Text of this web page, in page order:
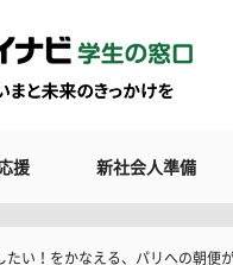
援 新社会人準備
たい！をかなえる、パリへの朝便